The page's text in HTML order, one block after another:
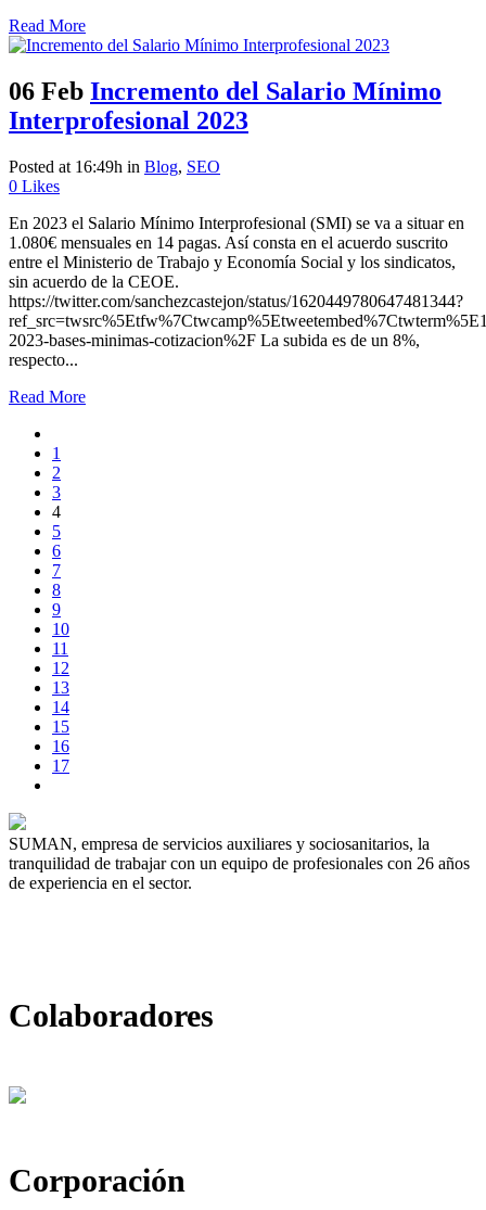
Read More
06 Feb Incremento del Salario Mínimo
Interprofesional 2023
Posted at 16:49h in Blog, SEO
0 Likes
En 2023 el Salario Mínimo Interprofesional (SMI) se va a situar en
1.080€ mensuales en 14 pagas. Así consta en el acuerdo suscrito
entre el Ministerio de Trabajo y Economía Social y los sindicatos,
sin acuerdo de la CEOE.
https://twitter.com/sanchezcastejon/status/1620449780647481344?
2023-bases-minimas-cotizacion%2F La subida es de un 8%,
respecto...
Read More
1
2
3
4
5
6
7
8
9
10
11
12
13
14
15
16
17
SUMAN, empresa de servicios auxiliares y sociosanitarios, la
tranquilidad de trabajar con un equipo de profesionales con 26 años
de experiencia en el sector.
Colaboradores
Corporación